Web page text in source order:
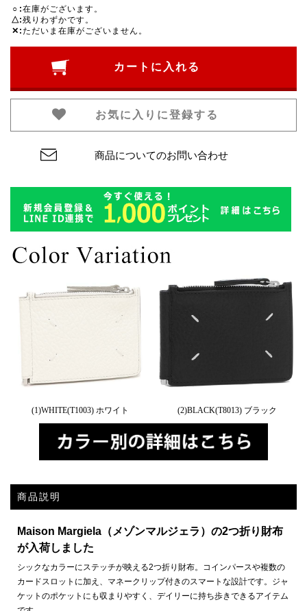
○ 在庫がございます。
△ 残りわずかです。
✕ ただいま在庫がございません。
カートに入れる
お気に入りに登録する
商品についてのお問い合わせ
(1)WHITE(T1003) ホワイト (2)BLACK(T8013) ブラック
商品説明
Maison Margiela（メゾンマルジェラ）の2つ折り財布
が入荷しました
シックなカラーにステッチが映える2つ折り財布。コインパースや複数の
カードスロットに加え、マネークリップ付きのスマートな設計です。ジャ
ケットのポケットにも収まりやすく、デイリーに持ち歩きできるアイテム